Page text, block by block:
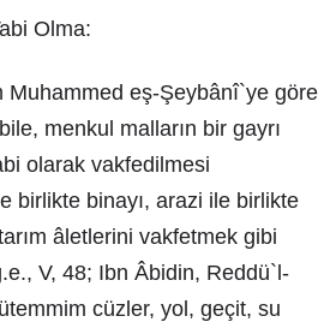
Olma:
Muhammed eş-Şeybânî`ye göre
menkul malların bir gayrı
olarak vakfedilmesi
birlikte binayı, arazi ile birlikte
âletlerini vakfetmek gibi
V, 48; Ibn Âbidin, Reddü`l-
cüzler, yol, geçit, su